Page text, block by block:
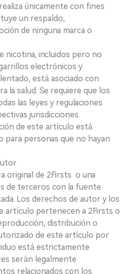
únicamente con fines
un respaldo,
de ninguna marca o
nicotina, incluidos pero no
electrónicos y
está asociado con
la salud. Se requiere que los
las leyes y regulaciones
jurisdicciones.
de este artículo está
personas que no hayan
original de 2Firsts o una
de terceros con la fuente
Los derechos de autor y los
artículo pertenecen a 2Firsts o
distribución o
de este artículo por
está estrictamente
serán legalmente
relacionados con los